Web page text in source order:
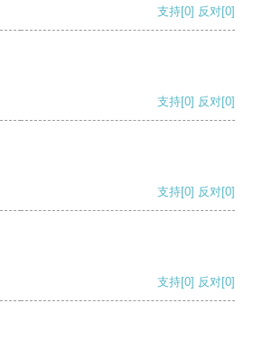
支持[0] 反对[0]
支持[0] 反对[0]
支持[0] 反对[0]
支持[0] 反对[0]